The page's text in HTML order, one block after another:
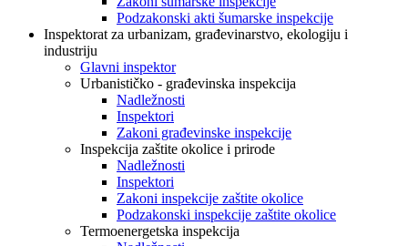
Podzakonski akti šumarske inspekcije
Inspektorat za urbanizam, građevinarstvo, ekologiju i
industriju
Glavni inspektor
Urbanističko - građevinska inspekcija
Nadležnosti
Inspektori
Zakoni građevinske inspekcije
Inspekcija zaštite okolice i prirode
Nadležnosti
Inspektori
Zakoni inspekcije zaštite okolice
Podzakonski inspekcije zaštite okolice
Termoenergetska inspekcija